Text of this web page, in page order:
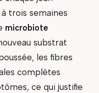
trois semaines
microbiote
substrat
les fibres
complètes
ce qui justifie